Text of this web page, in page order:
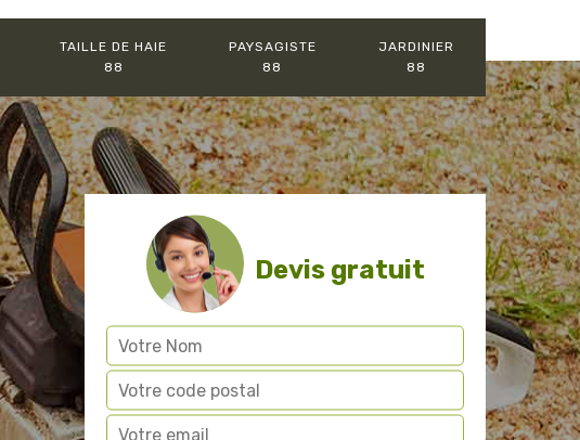
TAILLE DE HAIE
88
PAYSAGISTE
88
JARDINIER
88
Devis gratuit